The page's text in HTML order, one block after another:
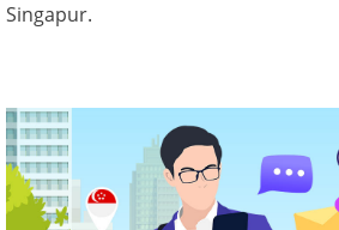
Singapur.